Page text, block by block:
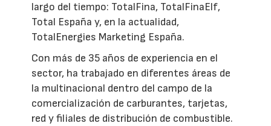
largo del tiempo: TotalFina, TotalFinaElf,
Total España y, en la actualidad,
TotalEnergies Marketing España.
Con más de 35 años de experiencia en el
sector, ha trabajado en diferentes áreas de
la multinacional dentro del campo de la
comercialización de carburantes, tarjetas,
red y filiales de distribución de combustible.